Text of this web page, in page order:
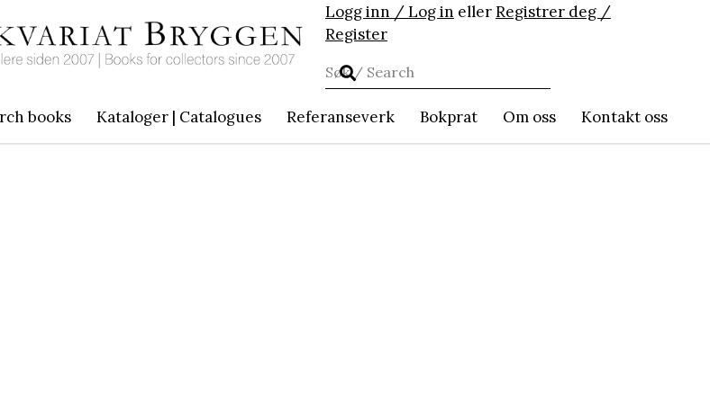
Logg inn / Log in ellerRegistrer deg /
Register
books Kataloger | Catalogues Referanseverk Bokprat Om oss Kontakt oss